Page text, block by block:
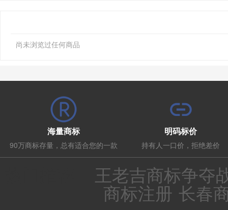
尚未浏览过任何商品
海量商标
90万商标存量，总有适合您的一款
明码标价
持有人一口价，拒绝差价
王老吉商标争夺
商标注册 长春